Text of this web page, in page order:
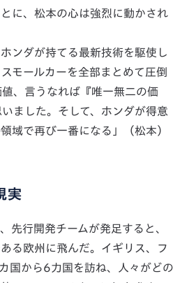
に、松本の心は強烈に動かされ
ンダが持てる最新技術を駆使し
モールカーを全部まとめて圧倒
、言うなれば『唯一無二の価
ました。そして、ホンダが得意
域で再び一番になる」（松本）
実
先行開発チームが発足すると、
る欧州に飛んだ。イギリス、フ
国から6力国を訪ね、人々がどの